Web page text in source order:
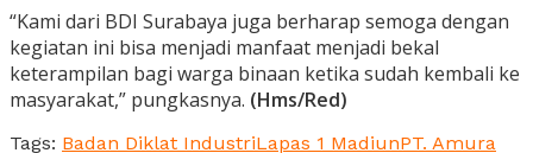
“Kami dari BDI Surabaya juga berharap semoga dengan
kegiatan ini bisa menjadi manfaat menjadi bekal
keterampilan bagi warga binaan ketika sudah kembali ke
masyarakat,” pungkasnya. (Hms/Red)
Tags: Badan Diklat IndustriLapas 1 MadiunPT. Amura